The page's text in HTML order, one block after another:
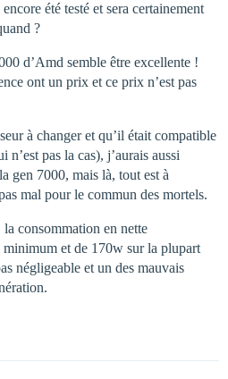
été testé et sera certainement
?
d’Amd semble être excellente !
ont un prix et ce prix n’est pas
à changer et qu’il était compatible
pas la cas), j’aurais aussi
gen 7000, mais là, tout est à
mal pour le commun des mortels.
consommation en nette
et de 170w sur la plupart
négligeable et un des mauvais